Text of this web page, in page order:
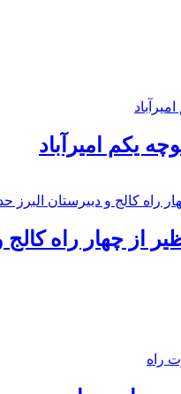
یکم امیرآباد
چهار راه كالج و